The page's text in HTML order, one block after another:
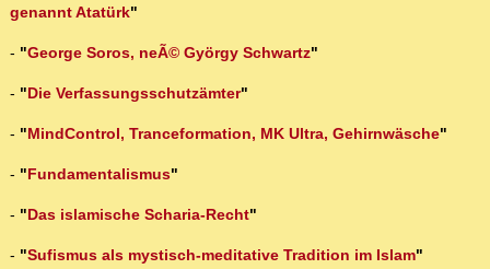
genannt Atatürk"
- "George Soros, neÃ© György Schwartz"
- "Die Verfassungsschutzämter"
- "MindControl, Tranceformation, MK Ultra, Gehirnwäsche"
- "Fundamentalismus"
- "Das islamische Scharia-Recht"
- "Sufismus als mystisch-meditative Tradition im Islam"